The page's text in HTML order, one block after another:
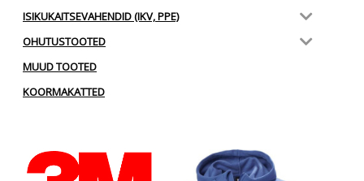
ISIKUKAITSEVAHENDID (IKV, PPE)
OHUTUSTOOTED
MUUD TOOTED
KOORMAKATTED